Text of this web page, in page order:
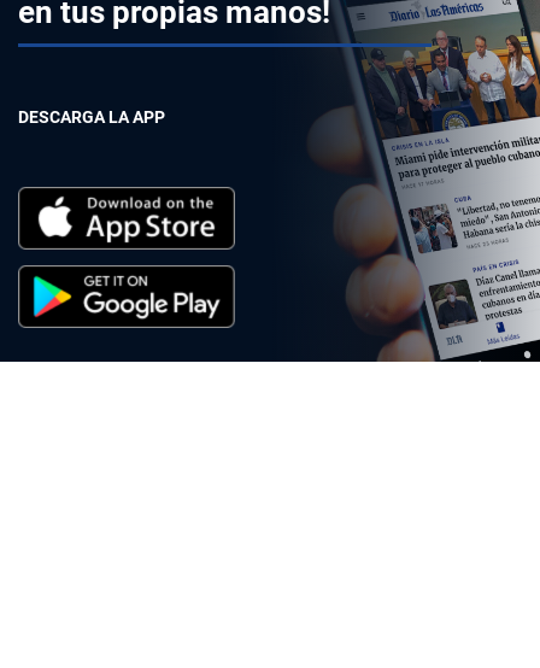
en tus propias manos!
DESCARGA LA APP